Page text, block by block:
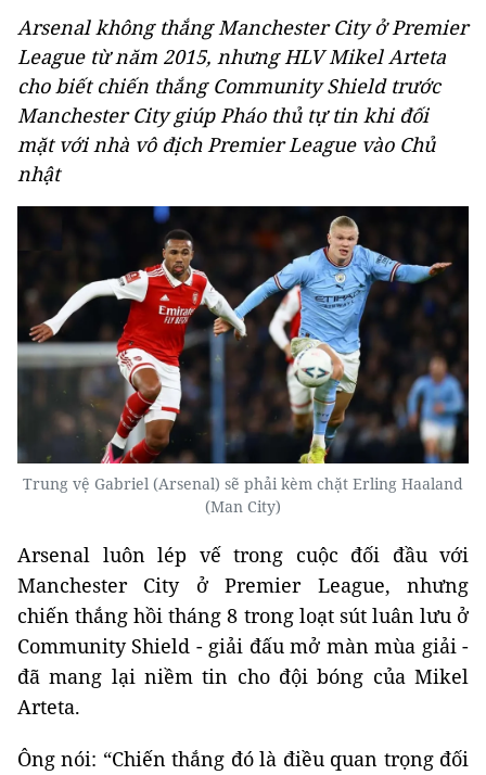
Arsenal không thắng Manchester City ở Premier
League từ năm 2015, nhưng HLV Mikel Arteta
cho biết chiến thắng Community Shield trước
Manchester City giúp Pháo thủ tự tin khi đối
mặt với nhà vô địch Premier League vào Chủ
nhật
Trung vệ Gabriel (Arsenal) sẽ phải kèm chặt Erling Haaland
(Man City)
Arsenal luôn lép vế trong cuộc đối đầu với
Manchester City ở Premier League, nhưng
chiến thắng hồi tháng 8 trong loạt sút luân lưu ở
Community Shield - giải đấu mở màn mùa giải -
đã mang lại niềm tin cho đội bóng của Mikel
Arteta.
Ông nói: “Chiến thắng đó là điều quan trọng đối